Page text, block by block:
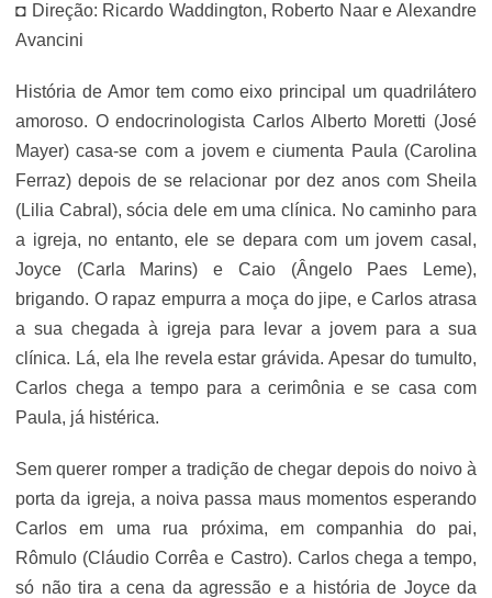
◘ Direção: Ricardo Waddington, Roberto Naar e Alexandre
Avancini
História de Amor tem como eixo principal um quadrilátero
amoroso. O endocrinologista Carlos Alberto Moretti (José
Mayer) casa-se com a jovem e ciumenta Paula (Carolina
Ferraz) depois de se relacionar por dez anos com Sheila
(Lilia Cabral), sócia dele em uma clínica. No caminho para
a igreja, no entanto, ele se depara com um jovem casal,
Joyce (Carla Marins) e Caio (Ângelo Paes Leme),
brigando. O rapaz empurra a moça do jipe, e Carlos atrasa
a sua chegada à igreja para levar a jovem para a sua
clínica. Lá, ela lhe revela estar grávida. Apesar do tumulto,
Carlos chega a tempo para a cerimônia e se casa com
Paula, já histérica.
Sem querer romper a tradição de chegar depois do noivo à
porta da igreja, a noiva passa maus momentos esperando
Carlos em uma rua próxima, em companhia do pai,
Rômulo (Cláudio Corrêa e Castro). Carlos chega a tempo,
só não tira a cena da agressão e a história de Joyce da